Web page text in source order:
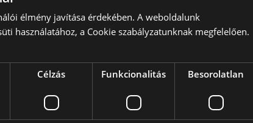
élmény javítása érdekében. A weboldalunk
használatához, a Cookie szabályzatunknak megfelelően.
Célzás Funkcionalitás Besorolatlan